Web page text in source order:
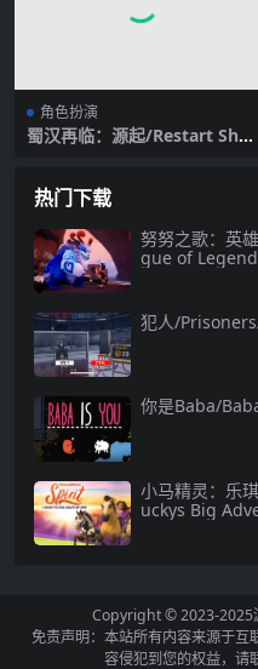
角色扮演
蜀汉再临：源起/Restart Shu
热门下载
努努之歌：英
gue of
犯人/
你是Baba/
小马精灵：乐
uckys Big
Copyright © 2023-2025
免责声明：本站所有内容来源于互
容侵犯到您的权益，请